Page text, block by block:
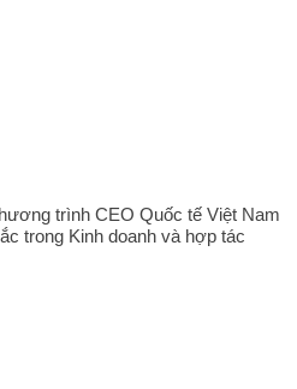
trình CEO Quốc tế Việt Nam
trong Kinh doanh và hợp tác